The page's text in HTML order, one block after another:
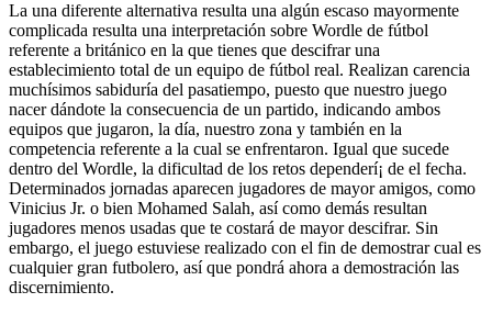
La una diferente alternativa resulta una algún escaso mayormente
complicada resulta una interpretación sobre Wordle de fútbol
referente a británico en la que tienes que descifrar una
establecimiento total de un equipo de fútbol real. Realizan carencia
muchísimos sabiduría del pasatiempo, puesto que nuestro juego
nacer dándote la consecuencia de un partido, indicando ambos
equipos que jugaron, la día, nuestro zona y también en la
competencia referente a la cual se enfrentaron. Igual que sucede
dentro del Wordle, la dificultad de los retos dependerí¡ de el fecha.
Determinados jornadas aparecen jugadores de mayor amigos, como
Vinicius Jr. o bien Mohamed Salah, así­ como demás resultan
jugadores menos usadas que te costará de mayor descifrar. Sin
embargo, el juego estuviese realizado con el fin de demostrar cual es
cualquier gran futbolero, así que pondrá ahora a demostración las
discernimiento.